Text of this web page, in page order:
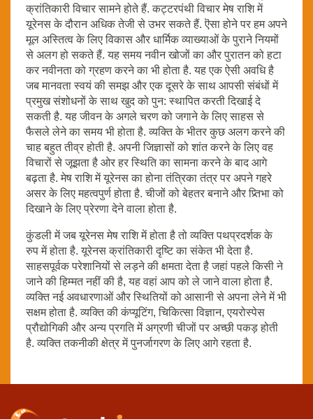
क्रांतिकारी विचार सामने होते हैं. कट्टरपंथी विचार मेष राशि में
यूरेनस के दौरान अधिक तेजी से उभर सकते हैं. ऎसा होने पर हम अपने
मूल अस्तित्व के लिए विकास और धार्मिक व्याख्याओं के पुराने नियमों
से अलग हो सकते हैं. यह समय नवीन खोजों का और पुरातन को हटा
कर नवीनता को ग्रहण करने का भी होता है. यह एक ऐसी अवधि है
जब मानवता स्वयं की समझ और एक दूसरे के साथ आपसी संबंधों में
प्रमुख संशोधनों के साथ खुद को पुन: स्थापित करती दिखाई दे
सकती है. यह जीवन के अगले चरण को जगाने के लिए साहस से
फैसले लेने का समय भी होता है. व्यक्ति के भीतर कुछ अलग करने की
चाह बहुत तीव्र होती है. अपनी जिज्ञासों को शांत करने के लिए वह
विचारों से जूझता है ओर हर स्थिति का सामना करने के बाद आगे
बढ़ता है. मेष राशि में यूरेनस का होना तंत्रिका तंत्र पर अपने गहरे
असर के लिए महत्वपुर्ण होता है. चीजों को बेहतर बनाने और प्र्तिभा को
दिखाने के लिए प्रेरणा देने वाला होता है.
कुंडली में जब यूरेनस मेष राशि में होता है तो व्यक्ति पथप्रदर्शक के
रुप में होता है. यूरेनस क्रांतिकारी दृष्टि का संकेत भी देता है.
साहसपूर्वक परेशानियों से लड़ने की क्षमता देता है जहां पहले किसी ने
जाने की हिम्मत नहीं की है, यह वहां आप को ले जाने वाला होता है.
व्यक्ति नई अवधारणाओं और स्थितियों को आसानी से अपना लेने में भी
सक्षम होता है. व्यक्ति की कंप्यूटिंग, चिकित्सा विज्ञान, एयरोस्पेस
प्रौद्योगिकी और अन्य प्रगति में अग्रणी चीजों पर अच्छी पकड़ होती
है. व्यक्ति तकनीकी क्षेत्र में पुनर्जागरण के लिए आगे रहता है.